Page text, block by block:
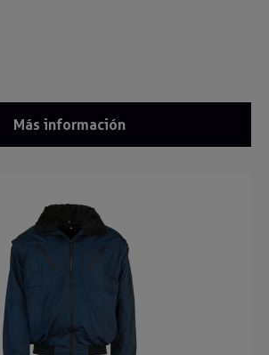
Más información